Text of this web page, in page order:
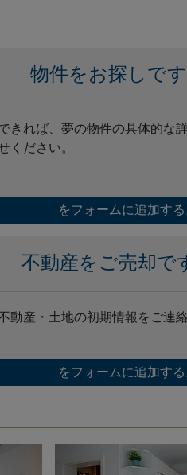
物件をお探しで
きれば、夢の物件の具体的な
ください。
をフォームに追加する
不動産をご売却で
動産・土地の初期情報をご連絡
をフォームに追加する